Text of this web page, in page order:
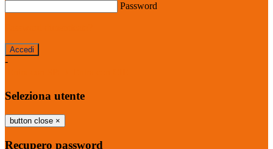
Password
-
Seleziona utente
button close ×
Recupero password